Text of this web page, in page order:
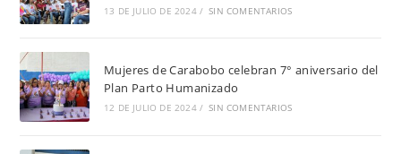
13 DE JULIO DE 2024 / SIN COMENTARIOS
Mujeres de Carabobo celebran 7° aniversario del
Plan Parto Humanizado
12 DE JULIO DE 2024 / SIN COMENTARIOS